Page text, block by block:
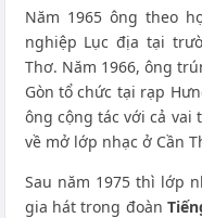
Năm 1965 ông theo
nghiệp Lục địa tại
Thơ. Năm 1966, ông
Gòn tổ chức tại rạp
ông cộng tác với cả vai
về mở lớp nhạc ở Cần
Sau năm 1975 thì lớp
gia hát trong đoàn